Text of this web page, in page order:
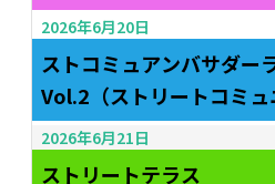
2026年6月20日
ストコミュアンバサダ
Vol.2（ストリートコミュ
2026年6月21日
ストリートテラス